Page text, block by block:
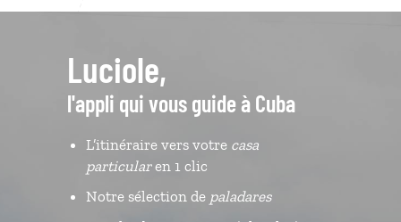
Luciole,
l'appli qui vous guide à Cuba
L’itinéraire vers votre casa
particularen 1 clic
Notre sélection de paladares